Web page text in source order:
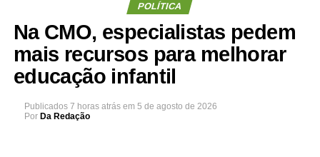
POLÍTICA
Na CMO, especialistas pedem
mais recursos para melhorar
educação infantil
Publicados 7 horas atrás em 5 de agosto de 2026
Por Da Redação